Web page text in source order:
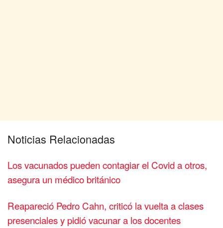
Noticias Relacionadas
Los vacunados pueden contagiar el Covid a otros,
asegura un médico británico
Reapareció Pedro Cahn, criticó la vuelta a clases
presenciales y pidió vacunar a los docentes